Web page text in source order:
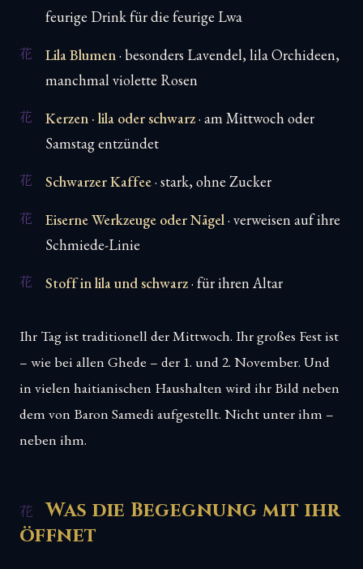
feurige Drink für die feurige Lwa
Lila Blumen· besonders Lavendel, lila Orchideen,
manchmal violette Rosen
Kerzen · lila oder schwarz· am Mittwoch oder
Samstag entzündet
Schwarzer Kaffee· stark, ohne Zucker
Eiserne Werkzeuge oder Nägel· verweisen auf ihre
Schmiede-Linie
Stoff in lila und schwarz· für ihren Altar
Ihr Tag ist traditionell der Mittwoch. Ihr großes Fest ist
– wie bei allen Ghede – der 1. und 2. November. Und
in vielen haitianischen Haushalten wird ihr Bild neben
dem von Baron Samedi aufgestellt. Nicht unter ihm –
neben ihm.
Was die Begegnung mit ihr
öffnet